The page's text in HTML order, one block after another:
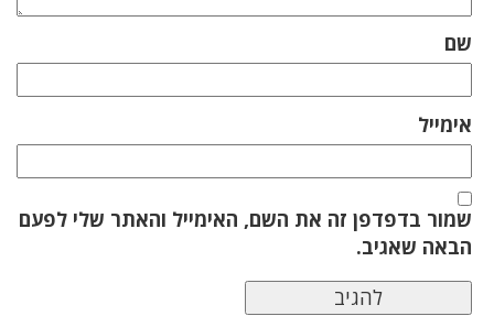
שם
אימייל
שמור בדפדפן זה את השם, האימייל והאתר שלי לפעם
הבאה שאגיב.